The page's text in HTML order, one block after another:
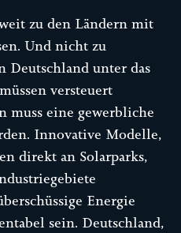
zu den Ländern mit
Und nicht zu
unter das
versteuert
muss eine gewerbliche
Innovative Modelle,
direkt an Solarparks,
Energie
sein. Deutschland,